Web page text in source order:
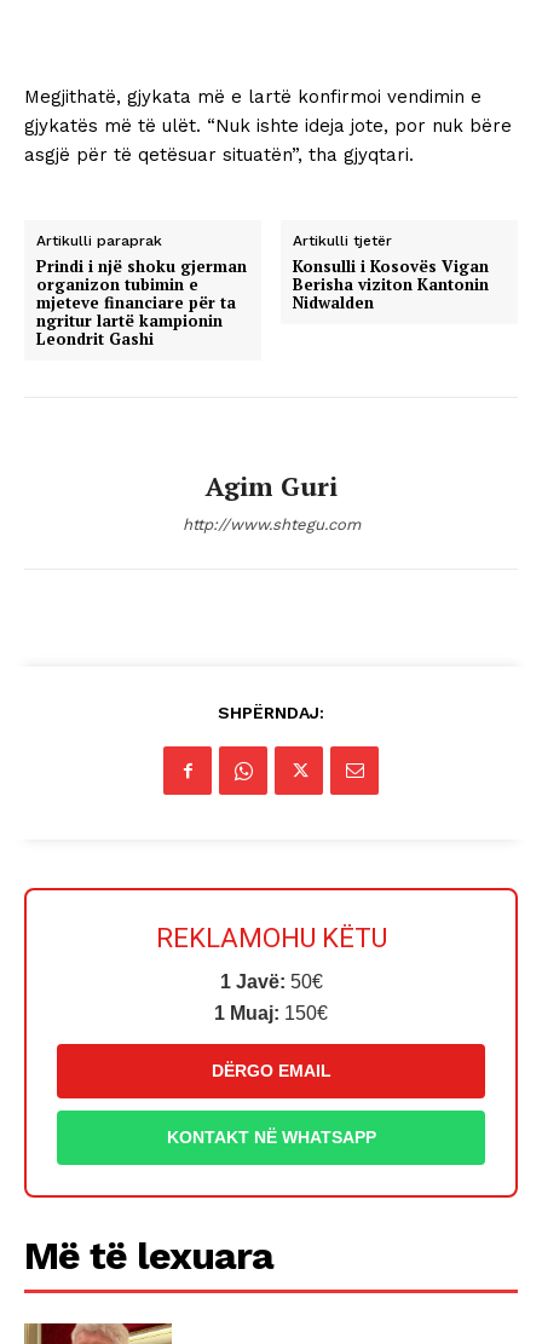
Megjithatë, gjykata më e lartë konfirmoi vendimin e
gjykatës më të ulët. “Nuk ishte ideja jote, por nuk bëre
asgjë për të qetësuar situatën”, tha gjyqtari.
Artikulli paraprak
Prindi i një shoku gjerman
organizon tubimin e
mjeteve financiare për ta
ngritur lartë kampionin
Leondrit Gashi
Artikulli tjetër
Konsulli i Kosovës Vigan
Berisha viziton Kantonin
Nidwalden
Agim Guri
http://www.shtegu.com
SHPËRNDAJ:
REKLAMOHU KËTU
1 Javë: 50€
1 Muaj: 150€
DËRGO EMAIL
KONTAKT NË WHATSAPP
Më të lexuara